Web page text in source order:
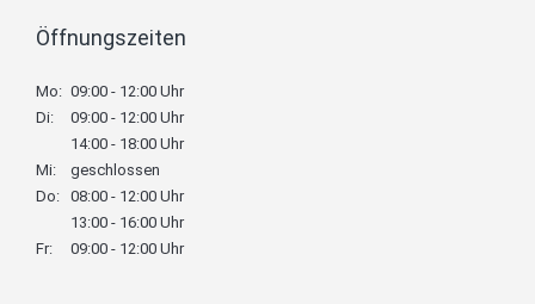
Öffnungszeiten
Mo: 09:00 - 12:00 Uhr
Di:
09:00 - 12:00 Uhr
14:00 - 18:00 Uhr
Mi:
geschlossen
Do: 08:00 - 12:00 Uhr
13:00 - 16:00 Uhr
Fr:
09:00 - 12:00 Uhr